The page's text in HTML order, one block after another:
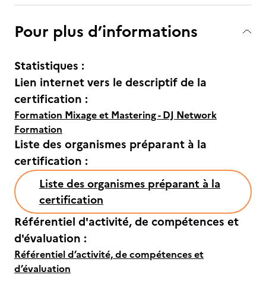
Pour plus d’informations
Statistiques :
Lien internet vers le descriptif de la
certification :
Formation Mixage et Mastering - DJ Network
Formation
Liste des organismes préparant à la
certification :
Liste des organismes préparant à la
certification
Référentiel d'activité, de compétences et
d'évaluation :
Référentiel d’activité, de compétences et
d’évaluation